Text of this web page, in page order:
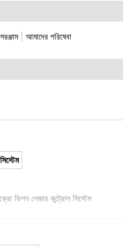
| আমাদের পরিষেবা
ভিশন লেজার কন্ট্রোল সিস্টেম